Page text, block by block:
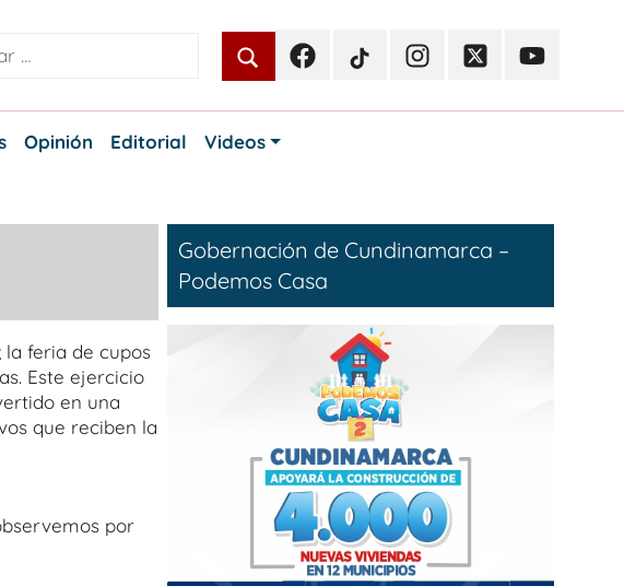
FacebookTikTokInstagramTwitterYoutube
Opinión Editorial Videos
la feria de cupos
Este ejercicio
en una
que reciben la
por
Gobernación de Cundinamarca –
Podemos Casa